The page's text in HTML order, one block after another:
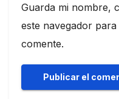
Guarda mi nombre,
este navegador
comente.